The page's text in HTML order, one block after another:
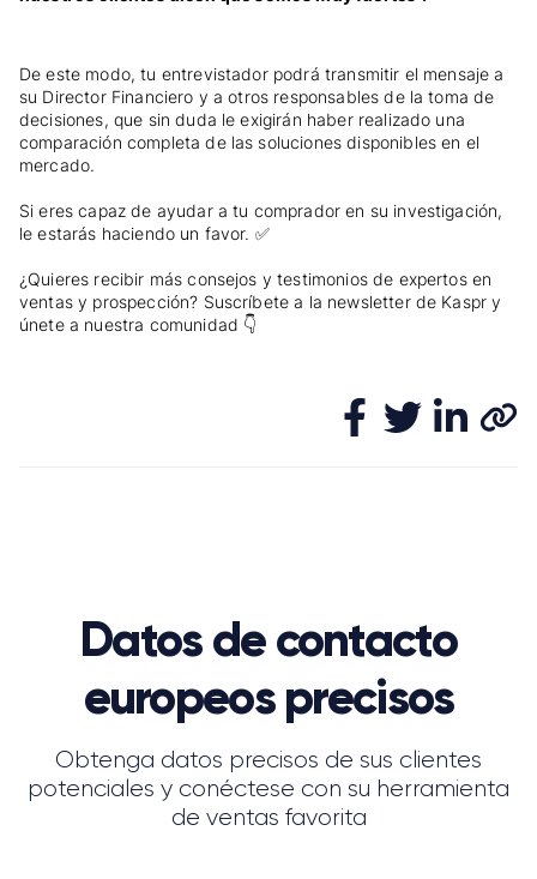
De este modo, tu entrevistador podrá transmitir el mensaje a
su Director Financiero y a otros responsables de la toma de
decisiones, que sin duda le exigirán haber realizado una
comparación completa de las soluciones disponibles en el
mercado.
Si eres capaz de ayudar a tu comprador en su investigación,
le estarás haciendo un favor. ✅
¿Quieres recibir más consejos y testimonios de expertos en
ventas y prospección? Suscríbete a la newsletter de Kaspr y
únete a nuestra comunidad 👇
Datos de contacto
europeos precisos
Obtenga datos precisos de sus clientes
potenciales y conéctese con su herramienta
de ventas favorita